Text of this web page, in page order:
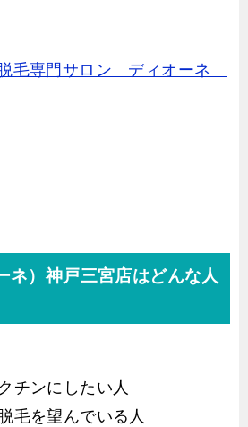
毛専門サロン ディオーネ
ネ）神戸三宮店はどんな人
チンにしたい人
毛を望んでいる人